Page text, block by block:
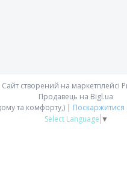
Сайт створений на маркетплейсі
Продавець на Bigl.ua
Avoos'ka - магазин для Вашого дому та комфорту,) | Поскаржитися
Select Language ▼